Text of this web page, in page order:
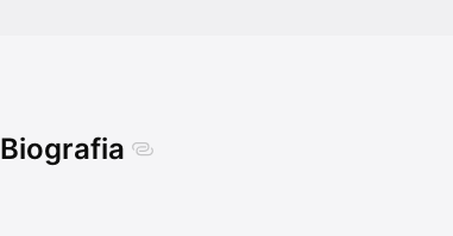
Biografia